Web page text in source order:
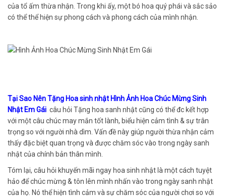
của tổ ấm thừa nhận. Trong khi ấy, một bó hoa quý phái và sắc sảo
có thể thể hiện sự phong cách và phong cách của mình nhận.
Tại Sao Nên Tặng Hoa sinh nhật Hình Ảnh Hoa Chúc Mừng Sinh
Nhật Em Gái câu hỏi Tặng hoa sanh nhật cũng có thể đc kết hợp
với một câu chúc may mắn tốt lành, biểu hiện cảm tình & sự trân
trọng so với người nhà dìm. Vấn đề này giúp người thừa nhận cảm
thấy đặc biệt quan trọng và được chăm sóc vào trong ngày sanh
nhật của chính bản thân mình.
Tóm lại, câu hỏi khuyến mãi ngay hoa sinh nhật là một cách tuyệt
hảo để chúc mừng & tôn lên mình nhấn vào trong ngày sanh nhật
của họ. Nó thể hiện tình cảm và sự chăm sóc của người chơi so với